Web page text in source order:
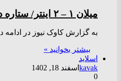
میلان ۱ – ۲ اینتر/ ستاره دوم با فتح دربی دلامادونینا بر قلب نراتزوری نشست+ فیلم
به گزارش کاوک نیوز در
بیشتر بخوانید »
اسلاید
kavak اسفند 18, 1402
0